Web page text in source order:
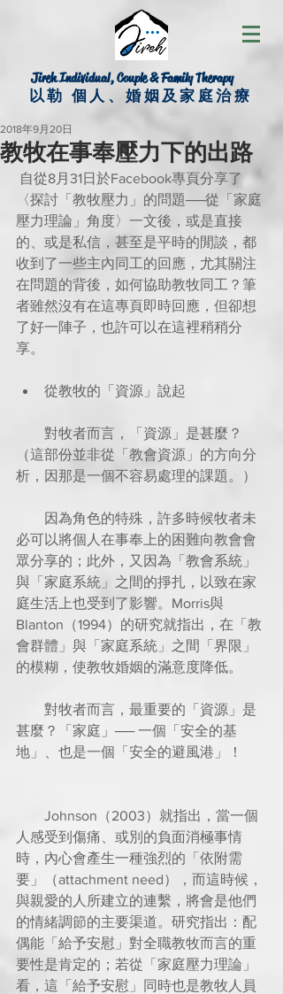
Jireh Individual, Couple & Family Therapy
以勒 個人、婚姻及家庭治療
教牧在事奉壓力下的出路
2018年9月20日
〈探討「教牧壓力」的問題──從「家庭
壓力理論」角度〉一文後，或是直接
的、或是私信，甚至是平時的閒談，都
收到了一些主內同工的回應，尤其關注
在問題的背後，如何協助教牧同工？筆
者雖然沒有在這專頁即時回應，但卻想
了好一陣子，也許可以在這裡稍稍分
享。
從教牧的「資源」說起
（這部份並非從「教會資源」的方向分
析，因那是一個不容易處理的課題。）
必可以將個人在事奉上的困難向教會會
眾分享的；此外，又因為「教會系統」
與「家庭系統」之間的掙扎，以致在家
庭生活上也受到了影響。Morris與
Blanton（1994）的研究就指出，在「教
會群體」與「家庭系統」之間「界限」
的模糊，使教牧婚姻的滿意度降低。
甚麼？「家庭」── 一個「安全的基
地」、也是一個「安全的避風港」！
人感受到傷痛、或別的負面消極事情
時，內心會產生一種強烈的「依附需
要」（attachment need），而這時候，
與親愛的人所建立的連繫，將會是他們
的情緒調節的主要渠道。研究指出：配
偶能「給予安慰」對全職教牧而言的重
要性是肯定的；若從「家庭壓力理論」
看，這「給予安慰」同時也是教牧人員